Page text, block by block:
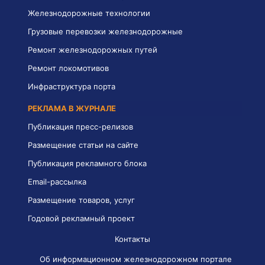
Железнодорожные технологии
Грузовые перевозки железнодорожные
Ремонт железнодорожных путей
Ремонт локомотивов
Инфраструктура порта
РЕКЛАМА В ЖУРНАЛЕ
Публикация пресс-релизов
Размещение статьи на сайте
Публикация рекламного блока
Email-рассылка
Размещение товаров, услуг
Годовой рекламный проект
Контакты
Об информационном железнодорожном портале